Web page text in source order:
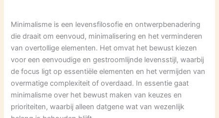
Minimalisme is een levensfilosofie en ontwerpbenadering
die draait om eenvoud, minimalisering en het verminderen
van overtollige elementen. Het omvat het bewust kiezen
voor een eenvoudige en gestroomlijnde levensstijl, waarbij
de focus ligt op essentiële elementen en het vermijden van
overmatige complexiteit of overdaad. In essentie gaat
minimalisme over het bewust maken van keuzes en
prioriteiten, waarbij alleen datgene wat van wezenlijk